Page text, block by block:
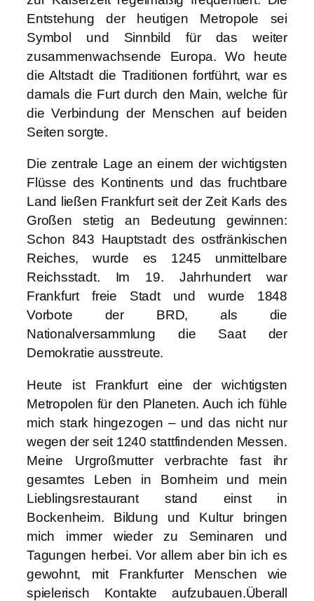
Entstehung der heutigen Metropole sei
Symbol und Sinnbild für das weiter
zusammenwachsende Europa. Wo heute
die Altstadt die Traditionen fortführt, war es
damals die Furt durch den Main, welche für
die Verbindung der Menschen auf beiden
Seiten sorgte.
Die zentrale Lage an einem der wichtigsten
Flüsse des Kontinents und das fruchtbare
Land ließen Frankfurt seit der Zeit Karls des
Großen stetig an Bedeutung gewinnen:
Schon 843 Hauptstadt des ostfränkischen
Reiches, wurde es 1245 unmittelbare
Reichsstadt. Im 19. Jahrhundert war
Frankfurt freie Stadt und wurde 1848
Vorbote der BRD, als die
Nationalversammlung die Saat der
Demokratie ausstreute.
Heute ist Frankfurt eine der wichtigsten
Metropolen für den Planeten. Auch ich fühle
mich stark hingezogen – und das nicht nur
wegen der seit 1240 stattfindenden Messen.
Meine Urgroßmutter verbrachte fast ihr
gesamtes Leben in Bornheim und mein
Lieblingsrestaurant stand einst in
Bockenheim. Bildung und Kultur bringen
mich immer wieder zu Seminaren und
Tagungen herbei. Vor allem aber bin ich es
gewohnt, mit Frankfurter Menschen wie
spielerisch Kontakte aufzubauen.Überall